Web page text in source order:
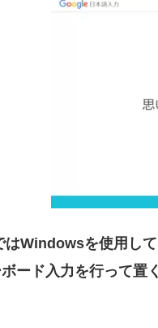
はWindowsを使用し
ード入力を行って置